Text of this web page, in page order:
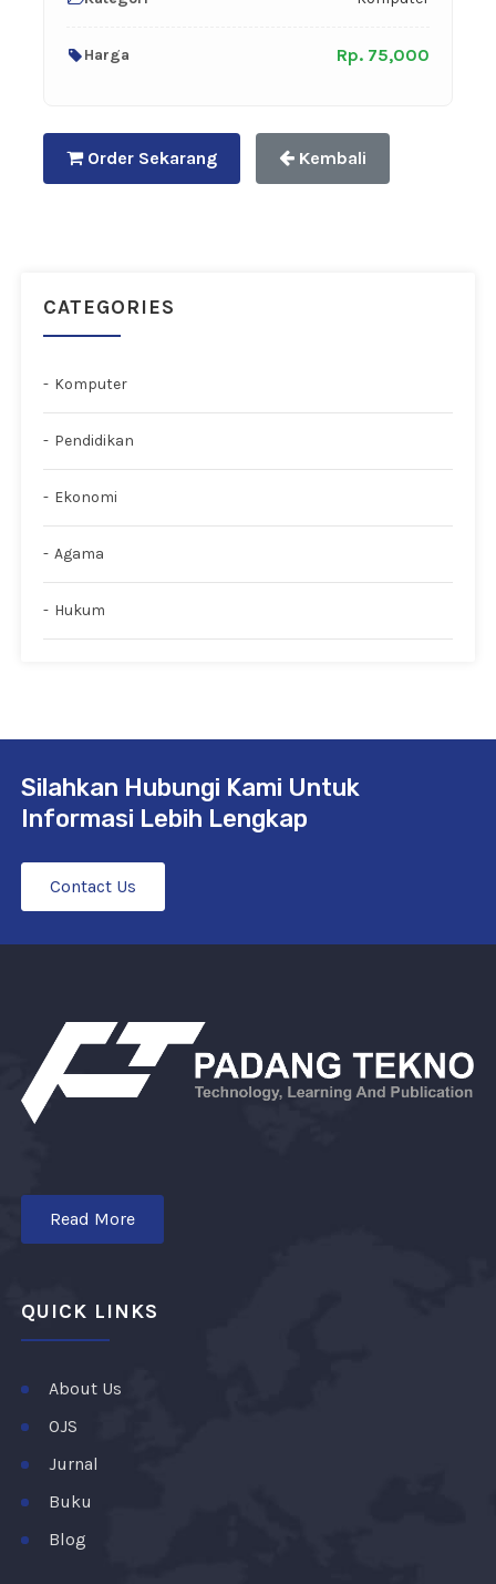
Harga Rp. 75,000
Order Sekarang Kembali
CATEGORIES
Komputer
Pendidikan
Ekonomi
Agama
Hukum
Silahkan Hubungi Kami Untuk
Informasi Lebih Lengkap
Contact Us
Read More
QUICK LINKS
About Us
OJS
Jurnal
Buku
Blog